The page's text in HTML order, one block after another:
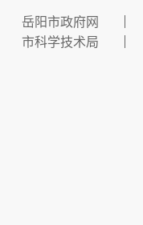
岳阳市政府网
市科学技术局